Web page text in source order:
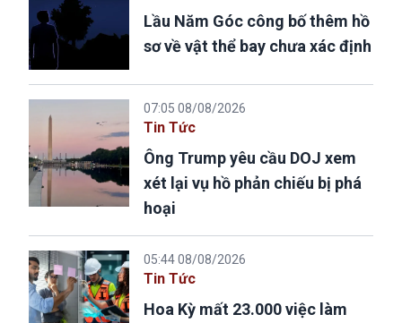
Lầu Năm Góc công bố thêm hồ
sơ về vật thể bay chưa xác định
07:05 08/08/2026
Tin Tức
Ông Trump yêu cầu DOJ xem
xét lại vụ hồ phản chiếu bị phá
hoại
05:44 08/08/2026
Tin Tức
Hoa Kỳ mất 23.000 việc làm